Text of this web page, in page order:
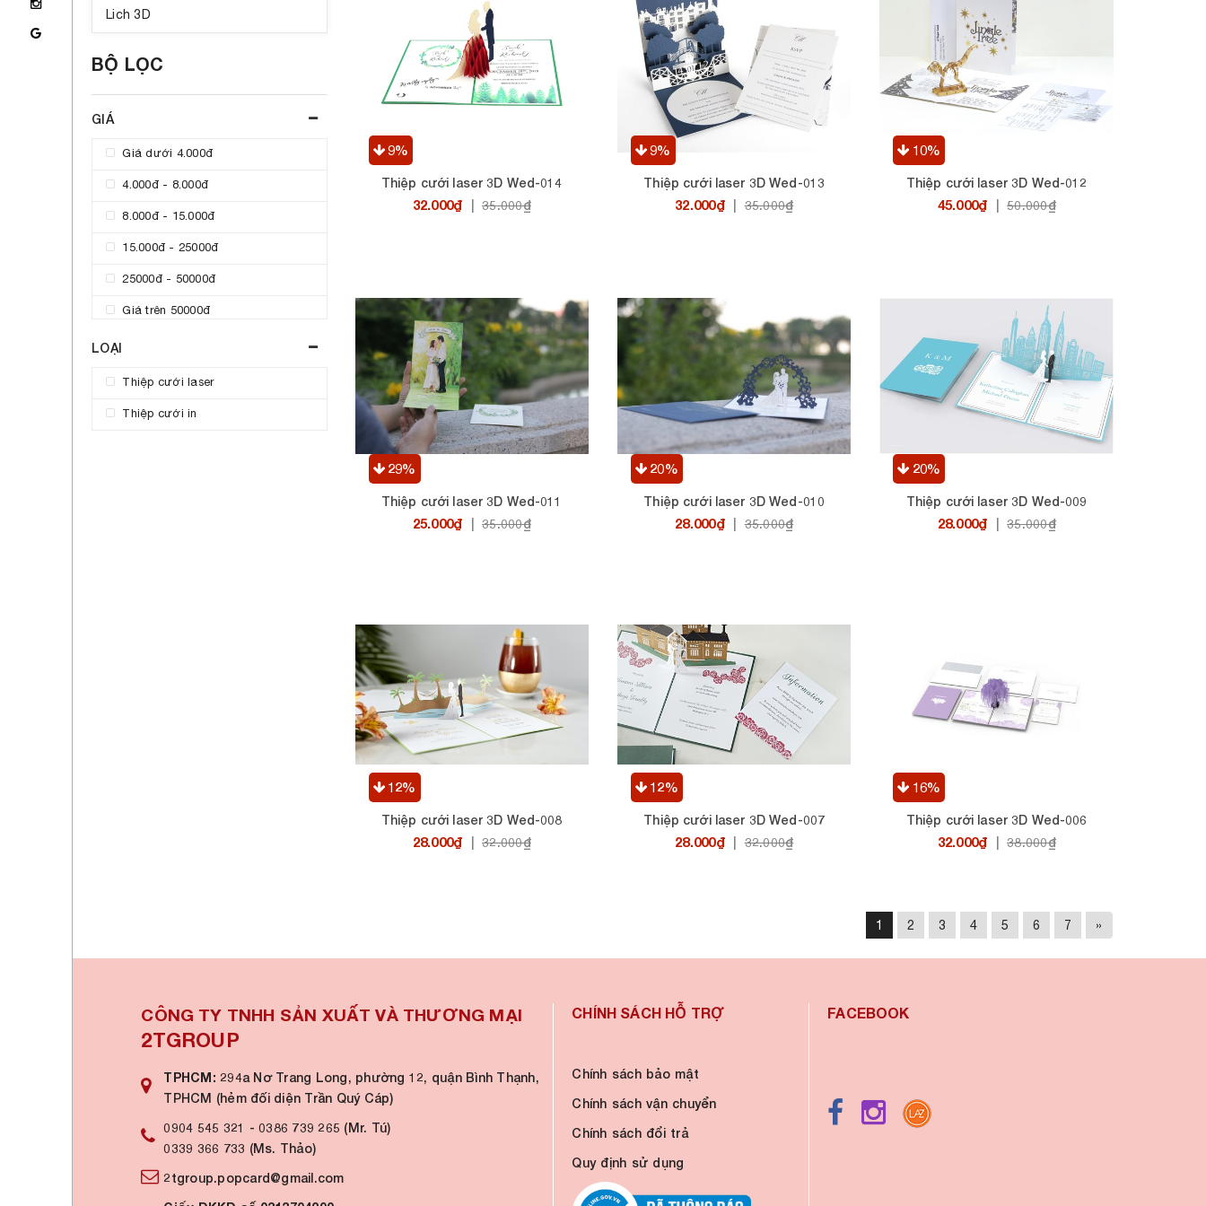
9%
Thiệp cưới laser 3D Wed-014
32.000₫ 35.000₫
9%
Thiệp cưới laser 3D Wed-013
32.000₫ 35.000₫
10%
Thiệp cưới laser 3D Wed-012
45.000₫ 50.000₫
29%
Thiệp cưới laser 3D Wed-011
25.000₫ 35.000₫
20%
Thiệp cưới laser 3D Wed-010
28.000₫ 35.000₫
20%
Thiệp cưới laser 3D Wed-009
28.000₫ 35.000₫
12%
Thiệp cưới laser 3D Wed-008
28.000₫ 32.000₫
12%
Thiệp cưới laser 3D Wed-007
28.000₫ 32.000₫
16%
Thiệp cưới laser 3D Wed-006
32.000₫ 38.000₫
1 2 3 4 5 6 7 »
Lich 3D
BỘ LỌC
GIÁ
Giá dưới 4.000đ
4.000đ - 8.000đ
8.000đ - 15.000đ
15.000đ - 25000đ
25000đ - 50000đ
Giá trên 50000đ
LOẠI
Thiệp cưới laser
Thiệp cưới in
CÔNG TY TNHH SẢN XUẤT VÀ THƯƠNG MẠI
2TGROUP
TPHCM:294a Nơ Trang Long, phường 12, quận Bình Thạnh,
TPHCM (hẻm đối diện Trần Quý Cáp)
0904 545 321 -0386 739 265 (Mr. Tú)
0339 366 733 (Ms. Thảo)
2tgroup.popcard@gmail.com
CHÍNH SÁCH HỖ TRỢ
Chính sách bảo mật
Chính sách vận chuyển
Chính sách đổi trả
Quy định sử dụng
FACEBOOK